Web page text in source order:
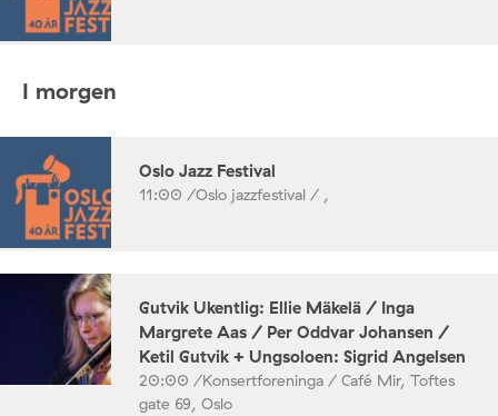
I morgen
Oslo Jazz Festival
11:00 /Oslo jazzfestival / ,
Gutvik Ukentlig: Ellie Mäkelä / Inga
Margrete Aas / Per Oddvar Johansen /
Ketil Gutvik + Ungsoloen: Sigrid Angelsen
20:00 /Konsertforeninga / Café Mir, Toftes
gate 69, Oslo